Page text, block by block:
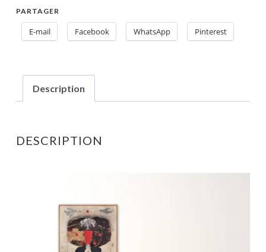
PARTAGER
E-mail Facebook WhatsApp Pinterest
Description
DESCRIPTION